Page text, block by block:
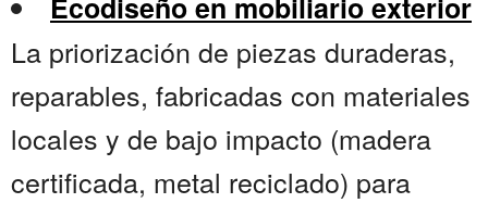
La priorización de piezas duraderas,
reparables, fabricadas con materiales
locales y de bajo impacto (madera
certificada, metal reciclado) para